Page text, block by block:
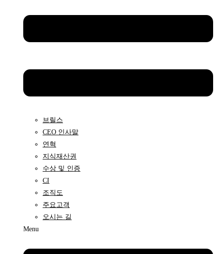
브릴스
CEO 인사말
연혁
지식재산권
수상 및 인증
CI
조직도
주요고객
오시는 길
Menu